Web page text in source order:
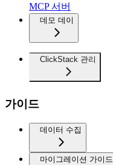
MCP 서버
데모 데이
ClickStack 관리
가이드
데이터 수집
마이그레이션 가이드